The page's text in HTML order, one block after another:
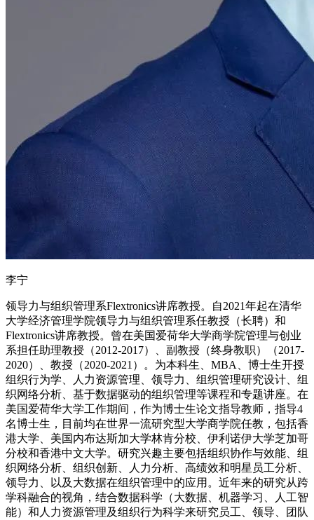
李宁
领导力与组织管理系Flextronics讲席教授。自2021年起在清华
大学经济管理学院领导力与组织管理系任教授（长聘）和
Flextronics讲席教授。曾在美国爱荷华大学商学院管理与创业
系担任助理教授（2012-2017）、副教授（终身教职）（2017-
2020）、教授（2020-2021）。为本科生、MBA、博士生开授
组织行为学、人力资源管理、领导力、组织管理研究设计、组
织网络分析、基于数据驱动的组织管理等课程和专题讲座。在
美国爱荷华大学工作期间，作为博士生论文指导教师，指导4
名博士生，目前均在世界一流研究型大学商学院任教，包括香
港大学、美国内布达斯加大学林肯分校、伊利诺伊大学芝加哥
分校和香港中文大学。研究兴趣主要包括组织协作与效能、组
织网络分析、组织创新、人力分析、高绩效和明星员工分析、
领导力、以及大数据在组织管理中的应用。近年来的研究从跨
学科融合的视角，结合数据科学（大数据、机器学习、人工智
能）和人力资源管理及组织行为科学来研究员工、领导、团队